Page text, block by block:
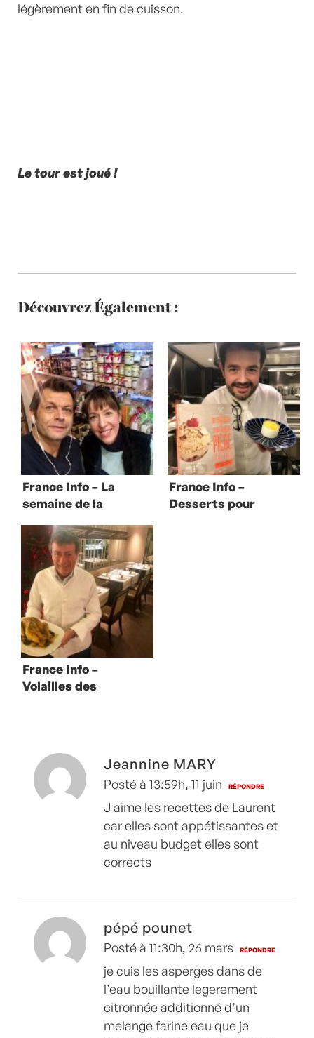
légèrement en fin de cuisson.
Le tour est joué !
Découvrez Également :
France Info – La
semaine de la
italienne
France Info –
Desserts pour
France Info –
Volailles des
Jeannine MARY
Posté à 13:59h, 11 juin RÉPONDRE
J aime les recettes de Laurent
car elles sont appétissantes et
au niveau budget elles sont
corrects
pépé pounet
Posté à 11:30h, 26 mars RÉPONDRE
je cuis les asperges dans de
l’eau bouillante legerement
citronnée additionné d’un
melange farine eau que je